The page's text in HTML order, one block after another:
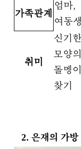
가족관계
엄마,
여동생
취미
신기
모양의
돌멩이
찾기
2. 은재의 가방